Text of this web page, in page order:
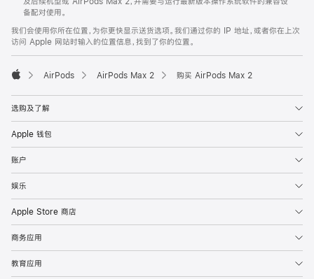
备配对使用。
我们会使用你所在位置，为你更快显示送货选项。我们通过你的 IP 地址，或者你在上次
访问 Apple 网站时输入的位置信息，找到了你的位置。
AirPods AirPods Max 2 购买 AirPods Max 2
选购及了解
Apple 钱包
账户
娱乐
Apple Store 商店
商务应用
教育应用